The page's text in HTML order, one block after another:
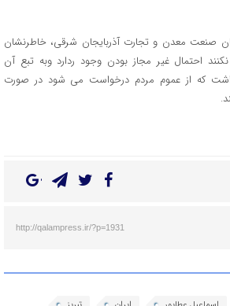
صنعت معدن و تجارت آذربایجان شرقی، خاطرنشان
احتمال غیر مجاز بودن وجود ردارد وبه تبع آن
که از عموم مردم درخواست می شود در صورت
http://qalampress.ir/?p=1931